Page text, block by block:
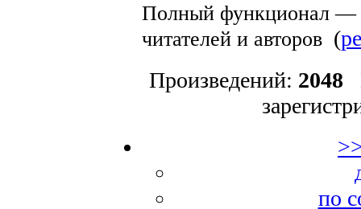
Полный функционал—
читателей и авторов (
Произведений: 2048
по